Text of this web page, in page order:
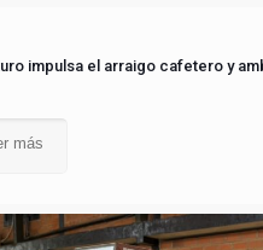
impulsa el arraigo cafetero y
más